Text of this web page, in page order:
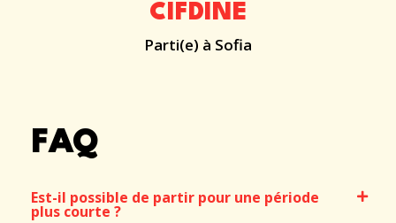
CIFDINE
Parti(e) à Sofia
FAQ
Est-il possible de partir pour une période
plus courte ?